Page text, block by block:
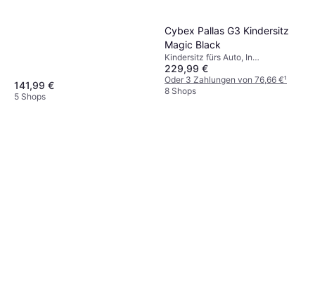
141,99 €
5 Shops
Cybex Pallas G3 Kindersitz
Magic Black
Kindersitz fürs Auto, In
Fahrtrichtung, i-Size
229,99 €
Oder 3 Zahlungen von 76,66 €¹
8 Shops